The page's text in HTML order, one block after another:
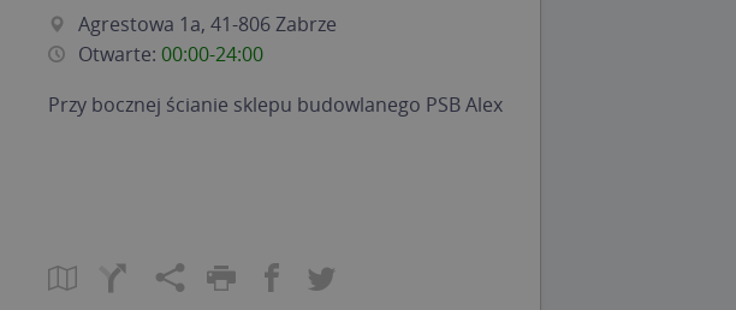
Agrestowa 1a, 41-806 Zabrze
Otwarte: 00:00-24:00
Przy bocznej ścianie sklepu budowlanego PSB Alex